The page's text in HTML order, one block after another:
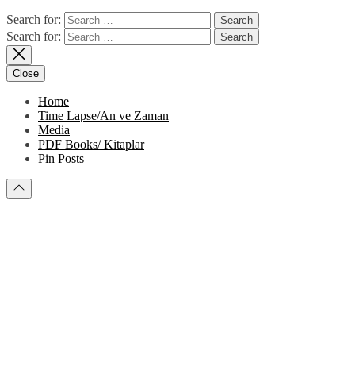
Search for:
Search for:
Close
Home
Time Lapse/An ve Zaman
Media
PDF Books/ Kitaplar
Pin Posts